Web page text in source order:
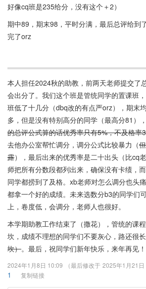
好像cq班是235给分，没有这个＋2）
期中89，期末98，平时分满，最后总评给到
完了orz
本人担任2024秋的助教，前两天老师提交了
会出分了。我们这个班是管统同学的置课班
班低了十几分（dbq改的有点严orz），期末
多，但是没有特别高分的同学（最高分81），
的总评公式算的话优秀率只有5%，不及格率
去他办公室帮忙调分，调分公式比较暴力（
露），最后出来的优秀率是二十出头（比cq
师把所有分数段都列出来，确保没有卡绩，
同学都捞到了及格。xb老师对怎么调分也头
都拿一个好的成绩。未来选数分b3的同学们
上，卷度低，会调分，老师人也很好。
本学期助教工作结束了（撒花），管统的课
坎，成绩不理想的同学们不要灰心，路还很长
坎）。最后，祝同学们新年快乐，来年再见！
2024年1月8日 10:09 （最后修改于 2025年1月21日
1
复制链接